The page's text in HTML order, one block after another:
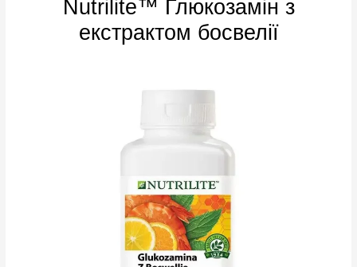
Nutrilite™ Глюкозамін з
екстрактом босвелії